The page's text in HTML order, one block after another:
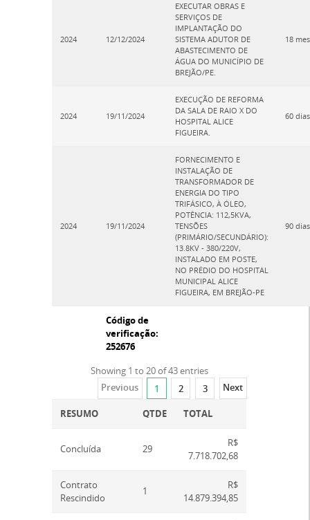
2024 12/12/2024
EXECUTAR OBRAS E
SERVIÇOS DE
IMPLANTAÇÃO DO
SISTEMA ADUTOR DE
ABASTECIMENTO DE
ÁGUA DO MUNICÍPIO DE
BREJÃO/PE.
18
2024 19/11/2024
EXECUÇÃO DE REFORMA
DA SALA DE RAIO X DO
HOSPITAL ALICE
FIGUEIRA.
60 dias
2024 19/11/2024
FORNECIMENTO E
INSTALAÇÃO DE
TRANSFORMADOR DE
ENERGIA DO TIPO
TRIFÁSICO, À ÓLEO,
POTÊNCIA: 112,5KVA,
TENSÕES
(PRIMÁRIO/SECUNDÁRIO):
13.8KV - 380/220V,
INSTALADO EM POSTE,
NO PRÉDIO DO HOSPITAL
MUNICIPAL ALICE
FIGUEIRA, EM BREJÃO-PE
90 dias
Código de
verificação:
252676
Showing 1 to 20 of 43 entries
Previous
1 2 3 Next
RESUMO QTDE TOTAL
Concluída 29
R$
7.718.702,68
Contrato
Rescindido
1
R$
14.879.394,85